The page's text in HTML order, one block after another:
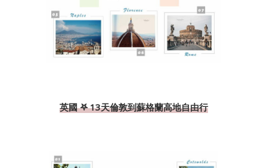
英國 𖤐 13天倫敦到蘇格蘭高地自由行